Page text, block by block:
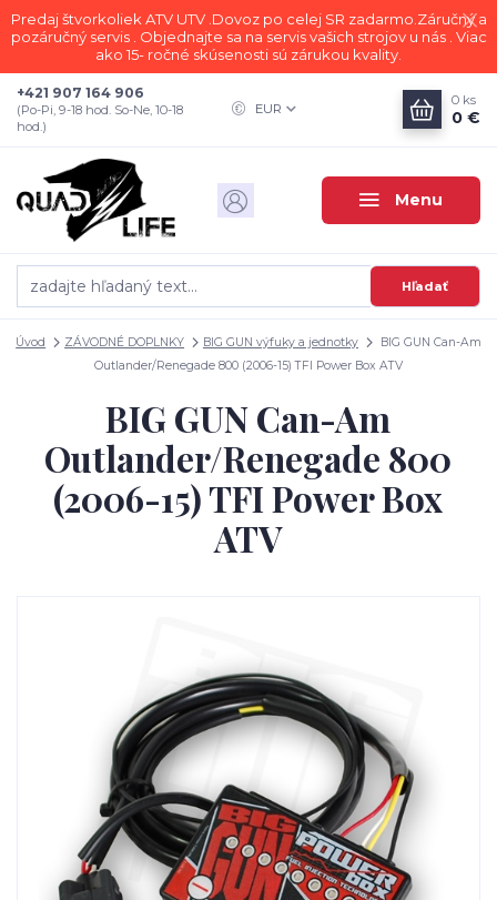
Predaj štvorkoliek ATV UTV .Dovoz po celej SR zadarmo.Záručný a
pozáručný servis . Objednajte sa na servis vašich strojov u nás . Viac
ako 15- ročné skúsenosti sú zárukou kvality.
Menu
EUR
Hľadať
+421 907 164 906
(Po-Pi, 9-18 hod. So-Ne, 10-18
hod.)
0 ks
0 €
Úvod ZÁVODNÉ DOPLNKY BIG GUN výfuky a jednotky
BIG GUN Can-Am
Outlander/Renegade 800 (2006-15) TFI Power Box ATV
BIG GUN Can-Am
Outlander/Renegade 800
(2006-15) TFI Power Box
ATV